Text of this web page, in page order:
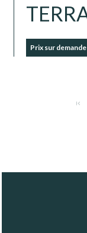
Prix sur demande